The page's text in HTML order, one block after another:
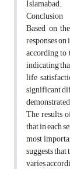
Islamabad.
Conclusion
Based on
responses
according to
indicating
life
significant
The results
that in each
most
suggests
varies